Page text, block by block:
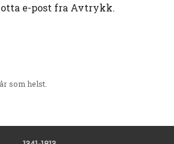
e-post fra Avtrykk.
som helst.